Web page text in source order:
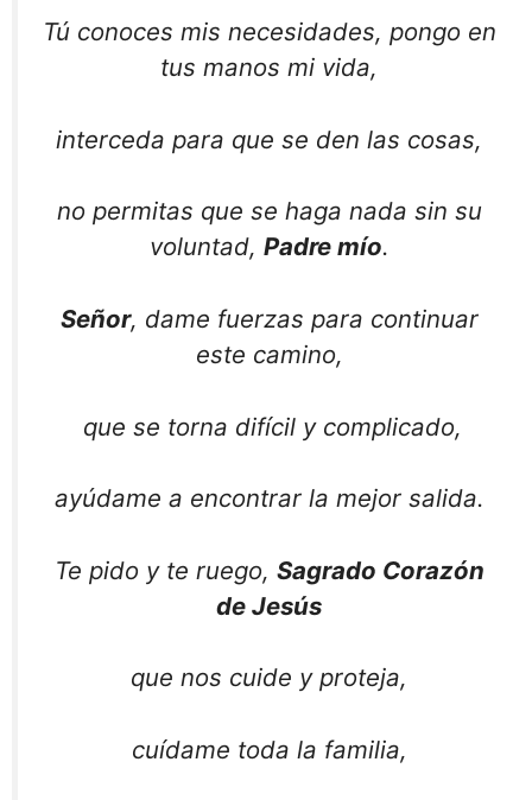
Tú conoces mis necesidades, pongo en
tus manos mi vida,
interceda para que se den las cosas,
no permitas que se haga nada sin su
voluntad, Padre mío.
Señor, dame fuerzas para continuar
este camino,
que se torna difícil y complicado,
ayúdame a encontrar la mejor salida.
Te pido y te ruego, Sagrado Corazón
de Jesús
que nos cuide y proteja,
cuídame toda la familia,